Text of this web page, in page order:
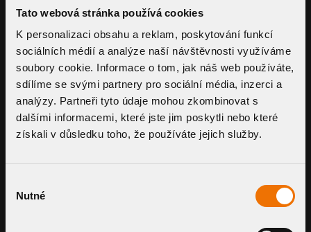
Tato webová stránka používá cookies
K personalizaci obsahu a reklam, poskytování funkcí
sociálních médií a analýze naší návštěvnosti využíváme
soubory cookie. Informace o tom, jak náš web používáte,
sdílíme se svými partnery pro sociální média, inzerci a
analýzy. Partneři tyto údaje mohou zkombinovat s
dalšími informacemi, které jste jim poskytli nebo které
získali v důsledku toho, že používáte jejich služby.
souhlasu
Nutné
Construction from polyamide PA6
membrane
Low construction height
A special low dome is part of every drain,
with possibility of adjustment to a flat
protective dome
A heated version will ensure reliable
drainage even in the winter season
SLEEVE TYPE